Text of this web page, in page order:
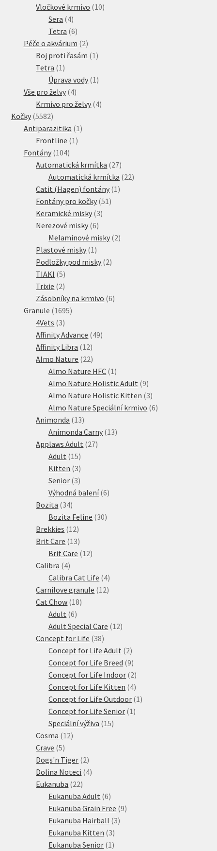
Vločkové krmivo 1010
Sera 44
produkty
Tetra 66
produktů
Péče o akvárium 22
produkty
Boj proti řasám 1 1
Tetra 1 1
produkt
Úprava vody 1 1
Vše pro želvy 44
produkty
Krmivo pro želvy 44
Kočky 55825582
produktů
Antiparazitika 1 1
Frontline 1 1
Fontány 104104
produktů
Automatická krmítka 2727
produktů
Automatická krmítka 2222
Catit (Hagen) fontány 1 1
Fontány pro kočky 51 51
Keramické misky 33
Nerezové misky 66
produktů
Melaminové misky 22
Plastové misky 1 1
produkt
Podložky pod misky 22
TIAKI 55
produktů
Trixie 22
produkty
Zásobníky na krmivo 66
Granule 16951695
4Vets 33
produkty
Affinity Advance 4949
Affinity Libra 1212
produktů
Almo Nature 2222
produktů
Almo Nature HFC 1 1
produkt
Almo Nature Holistic Adult 99
produktů
Almo Nature Holistic Kitten 33
produkty
Almo Nature Speciální krmivo 66
Animonda 1313
produktů
Animonda Carny 1313
Applaws Adult 2727
Adult 1515
produktů
Kitten 33
produkty
Senior 33
produkty
Výhodná balení 66
Bozita 3434
produktů
Bozita Feline 3030
Brekkies 1212
produktů
Brit Care 1313
produktů
Brit Care 1212
Calibra 44
produkty
Calibra Cat Life 44
produkty
Carnilove granule 1212
Cat Chow 1818
Adult 66
produktů
Adult Special Care 1212
Concept for Life 3838
produktů
Concept for Life Adult 22
produkty
Concept for Life Breed 99
produktů
Concept for Life Indoor 22
produkty
Concept for Life Kitten 44
produkty
Concept for Life Outdoor 1 1
Concept for Life Senior 1 1
Speciální výživa 1515
Cosma 1212
Crave 55
produktů
Dogs'n Tiger 22
produkty
Dolina Noteci 44
Eukanuba 2222
produktů
Eukanuba Adult 66
produktů
Eukanuba Grain Free 99
Eukanuba Hairball 33
Eukanuba Kitten 33
produkty
Eukanuba Senior 1 1